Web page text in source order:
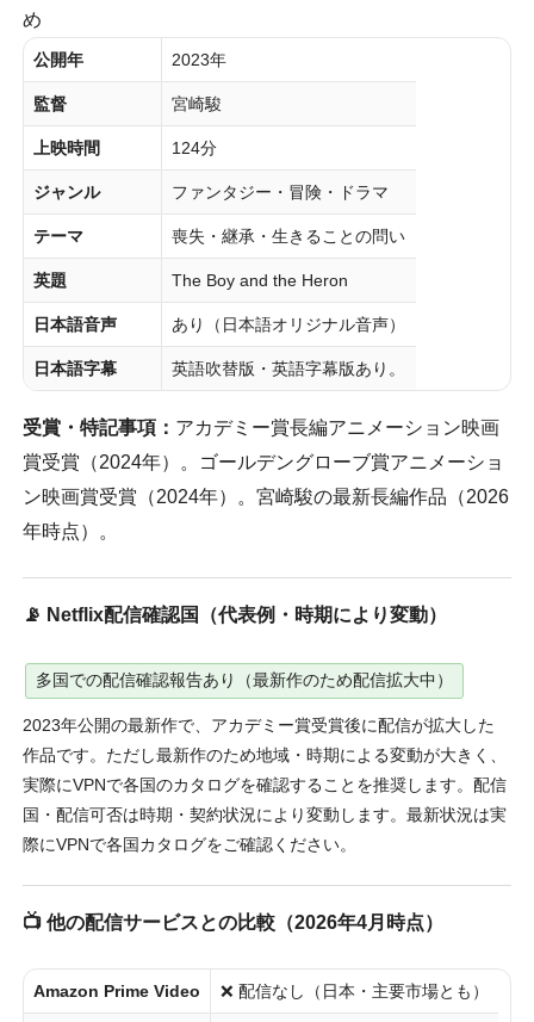
め
公開年 2023年
監督 宮崎駿
上映時間 124分
ジャンル ファンタジー・冒険・ドラマ
テーマ 喪失・継承・生きることの問い
英題 The Boy and the Heron
日本語音声 あり（日本語オリジナル音声）
日本語字幕 英語吹替版・英語字幕版あり。
受賞・特記事項： アカデミー賞長編アニメーション映画
賞受賞（2024年）。ゴールデングローブ賞アニメーショ
ン映画賞受賞（2024年）。宮崎駿の最新長編作品（2026
年時点）。
📡 Netflix配信確認国（代表例・時期により変動）
多国での配信確認報告あり（最新作のため配信拡大中）
2023年公開の最新作で、アカデミー賞受賞後に配信が拡大した
作品です。ただし最新作のため地域・時期による変動が大きく、
実際にVPNで各国のカタログを確認することを推奨します。配信
国・配信可否は時期・契約状況により変動します。最新状況は実
際にVPNで各国カタログをご確認ください。
📺 他の配信サービスとの比較（2026年4月時点）
Amazon Prime Video ❌ 配信なし（日本・主要市場とも）